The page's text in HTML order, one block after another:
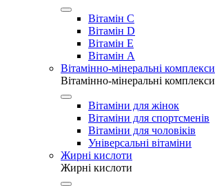
Вітамін C
Вітамін D
Вітамін E
Вітамін А
Вітамінно-мінеральні комплекси
Вітамінно-мінеральні комплекси
Вітаміни для жінок
Вітаміни для спортсменів
Вітаміни для чоловіків
Універсальні вітаміни
Жирні кислоти
Жирні кислоти